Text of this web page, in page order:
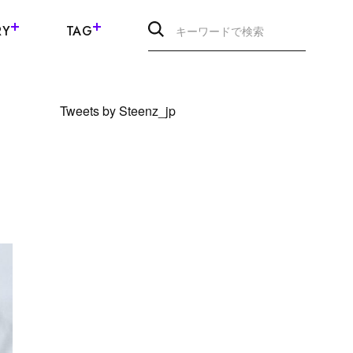
TAG
Tweets by Steenz_jp